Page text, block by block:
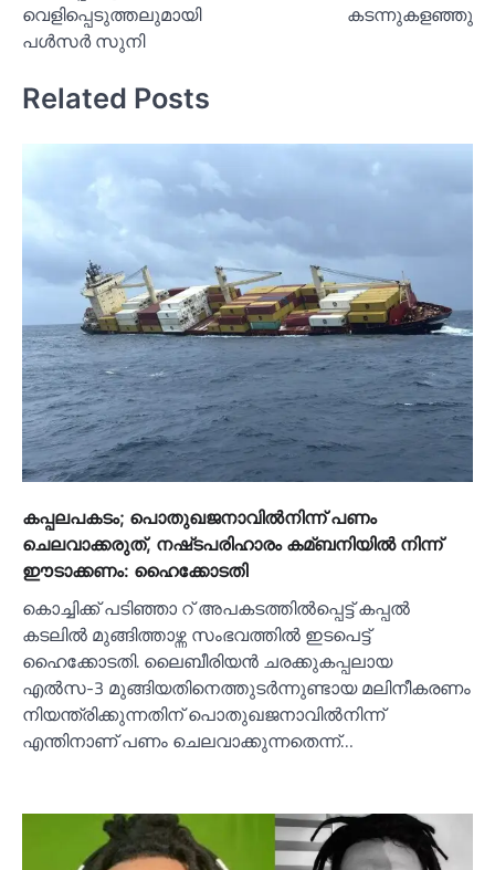
വെളിപ്പെടുത്തലുമായി
പള്‍സര്‍ സുനി
കടന്നുകളഞ്ഞു
Related Posts
കപ്പലപകടം; പൊതുഖജനാവില്‍നിന്ന് പണം
ചെലവാക്കരുത്, നഷ്‌ടപരിഹാരം കമ്ബനിയില്‍ നിന്ന്
ഈടാക്കണം: ഹൈക്കോടതി
കൊച്ചിക്ക് പടിഞ്ഞാ റ് അപകടത്തില്‍പ്പെട്ട് കപ്പല്‍
കടലില്‍ മുങ്ങിത്താഴ്ന്ന സംഭവത്തില്‍ ഇടപെട്ട്
ഹൈക്കോടതി. ലൈബീരിയന്‍ ചരക്കുകപ്പലായ
എല്‍സ-3 മുങ്ങിയതിനെത്തുടര്‍ന്നുണ്ടായ മലിനീകരണം
നിയന്ത്രിക്കുന്നതിന് പൊതുഖജനാവില്‍നിന്ന്
എന്തിനാണ് പണം ചെലവാക്കുന്നതെന്ന്…